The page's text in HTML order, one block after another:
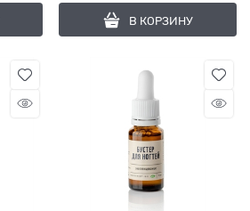
В КОРЗИНУ